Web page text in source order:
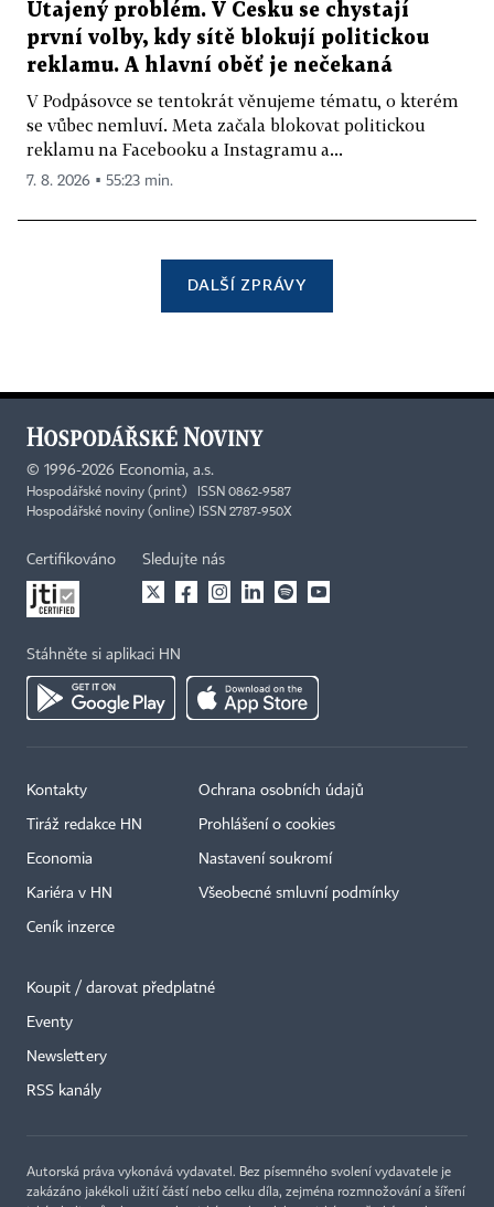
Utajený problém. V Česku se chystají
první volby, kdy sítě blokují politickou
reklamu. A hlavní oběť je nečekaná
V Podpásovce se tentokrát věnujeme tématu, o kterém
se vůbec nemluví. Meta začala blokovat politickou
reklamu na Facebooku a Instagramu a...
7. 8. 2026 ▪ 55:23 min.
DALŠÍ ZPRÁVY
© 1996-2026 Economia, a.s.
Hospodářské noviny (print) ISSN 0862-9587
Hospodářské noviny (online) ISSN 2787-950X
Certifikováno Sledujte nás
Stáhněte si aplikaci HN
Kontakty
Tiráž redakce HN
Economia
Kariéra v HN
Ceník inzerce
Ochrana osobních údajů
Prohlášení o cookies
Nastavení soukromí
Všeobecné smluvní podmínky
Koupit / darovat předplatné
Eventy
Newslettery
RSS kanály
Autorská práva vykonává vydavatel. Bez písemného svolení vydavatele je
zakázáno jakékoli užití částí nebo celku díla, zejména rozmnožování a šíření